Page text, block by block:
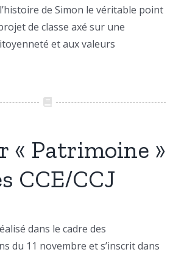
de Simon le véritable point
de classe axé sur une
et aux valeurs
« Patrimoine »
CCE/CCJ
dans le cadre des
du 11 novembre et s’inscrit dans